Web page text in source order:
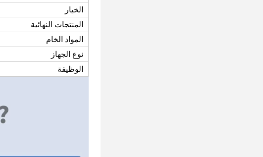
الخيار
المنتجات النهائية
المواد الخام
نوع الجهاز
الوظيفة